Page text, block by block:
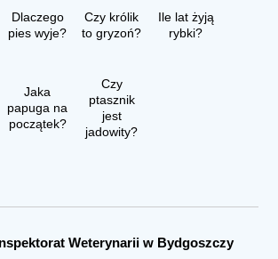
Dlaczego
pies wyje?
Czy królik
to gryzoń?
Ile lat żyją
rybki?
Jaka
papuga na
początek?
Czy
ptasznik
jest
jadowity?
Weterynarii w Bydgoszczy